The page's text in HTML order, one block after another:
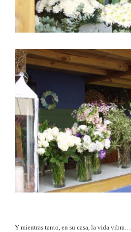
Y mientras tanto, en su casa, la vida vibra…